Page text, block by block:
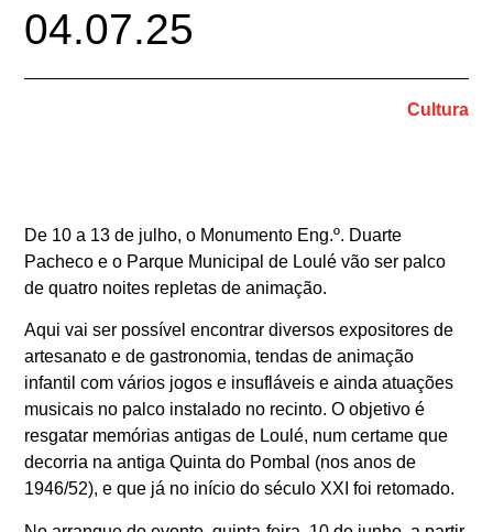
04.07.25
Cultura
De 10 a 13 de julho, o Monumento Eng.º. Duarte
Pacheco e o Parque Municipal de Loulé vão ser palco
de quatro noites repletas de animação.
Aqui vai ser possível encontrar diversos expositores de
artesanato e de gastronomia, tendas de animação
infantil com vários jogos e insufláveis e ainda atuações
musicais no palco instalado no recinto. O objetivo é
resgatar memórias antigas de Loulé, num certame que
decorria na antiga Quinta do Pombal (nos anos de
1946/52), e que já no início do século XXI foi retomado.